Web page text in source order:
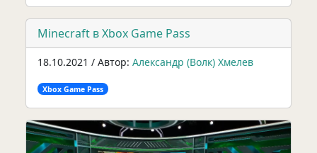
Minecraft в Xbox Game Pass
18.10.2021 / Автор: Александр (Волк) Хмелев
Xbox Game Pass